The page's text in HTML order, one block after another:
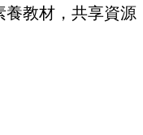
教材，共享資源